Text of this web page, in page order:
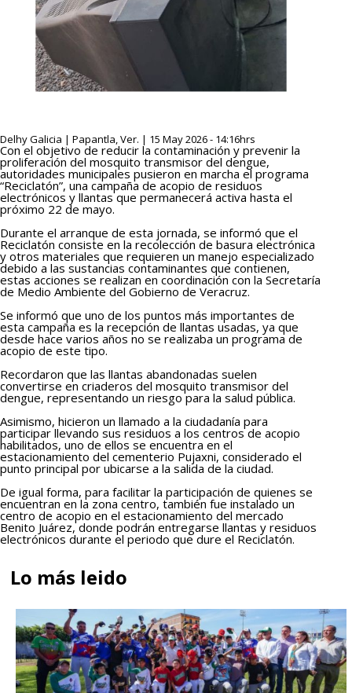
Delhy Galicia | Papantla, Ver. | 15 May 2026 - 14:16hrs
Con el objetivo de reducir la contaminación y prevenir la
proliferación del mosquito transmisor del dengue,
autoridades municipales pusieron en marcha el programa
“Reciclatón”, una campaña de acopio de residuos
electrónicos y llantas que permanecerá activa hasta el
próximo 22 de mayo.
Durante el arranque de esta jornada, se informó que el
Reciclatón consiste en la recolección de basura electrónica
y otros materiales que requieren un manejo especializado
debido a las sustancias contaminantes que contienen,
estas acciones se realizan en coordinación con la Secretaría
de Medio Ambiente del Gobierno de Veracruz.
Se informó que uno de los puntos más importantes de
esta campaña es la recepción de llantas usadas, ya que
desde hace varios años no se realizaba un programa de
acopio de este tipo.
Recordaron que las llantas abandonadas suelen
convertirse en criaderos del mosquito transmisor del
dengue, representando un riesgo para la salud pública.
Asimismo, hicieron un llamado a la ciudadanía para
participar llevando sus residuos a los centros de acopio
habilitados, uno de ellos se encuentra en el
estacionamiento del cementerio Pujaxni, considerado el
punto principal por ubicarse a la salida de la ciudad.
De igual forma, para facilitar la participación de quienes se
encuentran en la zona centro, también fue instalado un
centro de acopio en el estacionamiento del mercado
Benito Juárez, donde podrán entregarse llantas y residuos
electrónicos durante el periodo que dure el Reciclatón.
Lo más leido